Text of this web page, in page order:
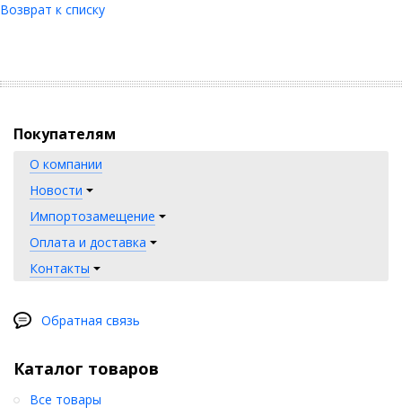
Возврат к списку
Покупателям
О компании
Новости
Импортозамещение
Оплата и доставка
Контакты
Обратная связь
Каталог товаров
Все товары